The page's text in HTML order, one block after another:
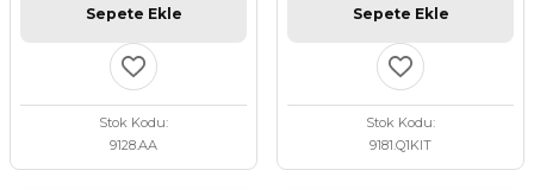
Sepete Ekle
Stok Kodu
9128.AA
Sepete Ekle
Stok Kodu
9181.Q1KIT